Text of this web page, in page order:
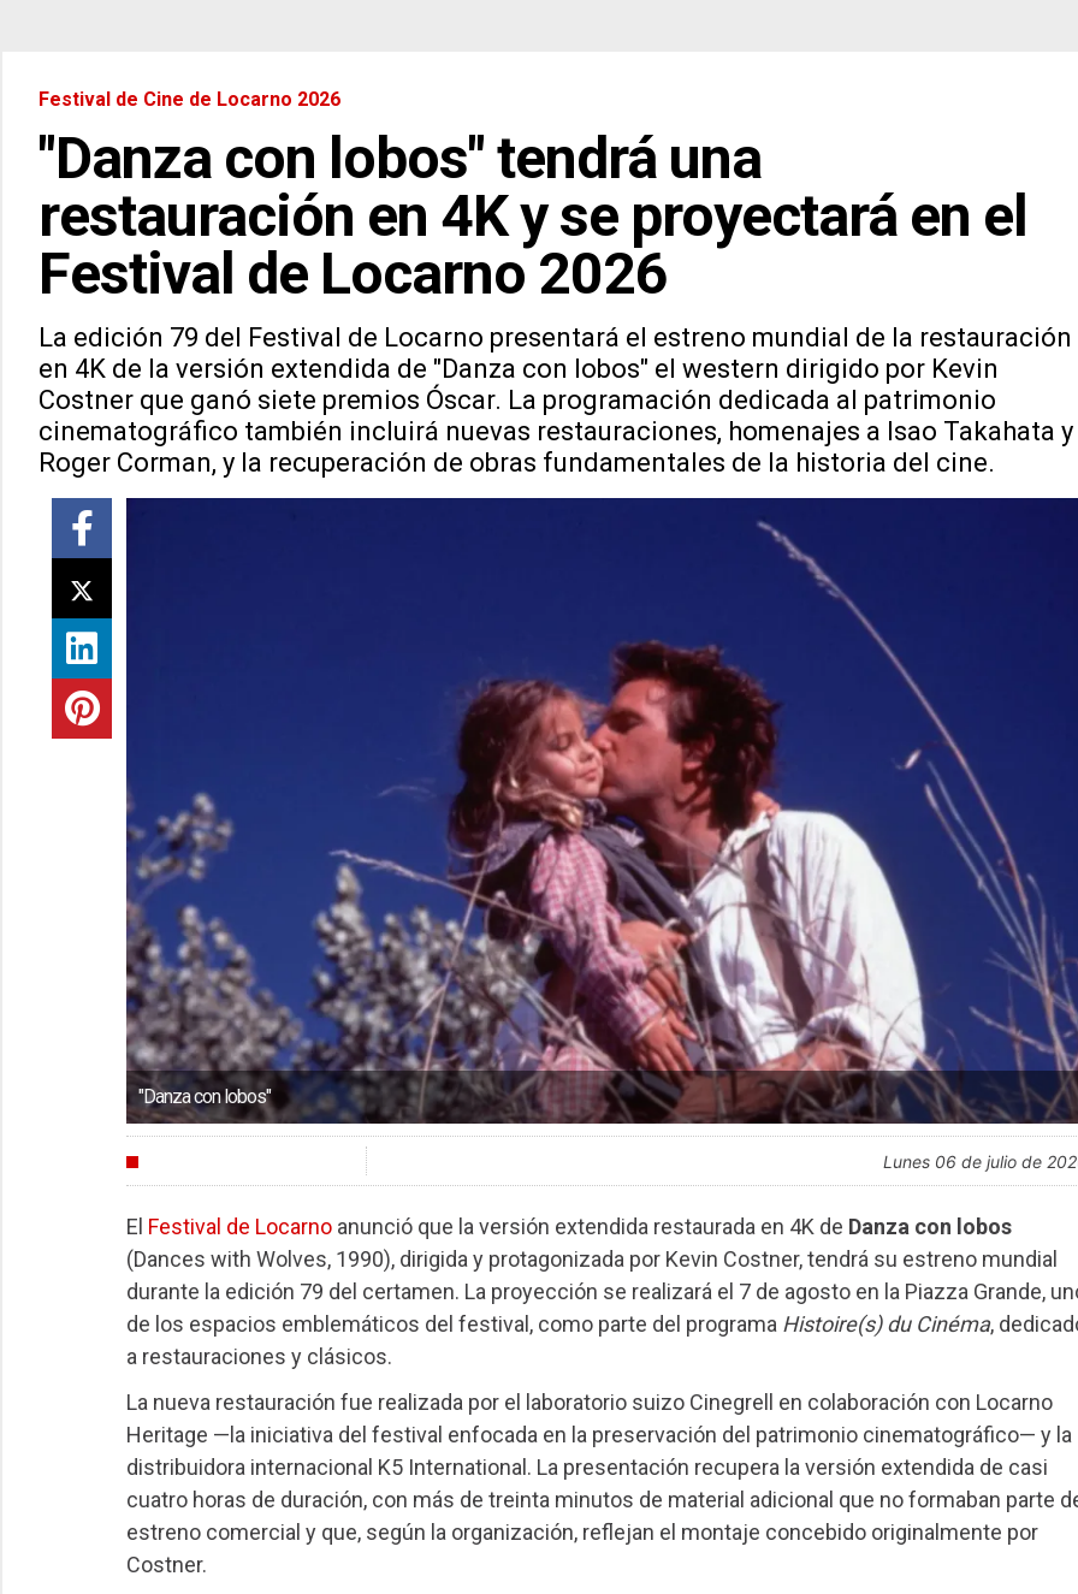
Festival de Cine de Locarno 2026
"Danza con lobos" tendrá una
restauración en 4K y se proyectará en el
Festival de Locarno 2026
La edición 79 del Festival de Locarno presentará el estreno mundial de la restauración
en 4K de la versión extendida de "Danza con lobos" el western dirigido por Kevin
Costner que ganó siete premios Óscar. La programación dedicada al patrimonio
cinematográfico también incluirá nuevas restauraciones, homenajes a Isao Takahata y
Roger Corman, y la recuperación de obras fundamentales de la historia del cine.
"Danza con lobos"
lunes 06 de julio de
El Festival de Locarnoanunció que la versión extendida restaurada en 4K de Danza con lobos
(Dances with Wolves, 1990), dirigida y protagonizada por Kevin Costner, tendrá su estreno mundial
durante la edición 79 del certamen. La proyección se realizará el 7 de agosto en la Piazza Grande,
de los espacios emblemáticos del festival, como parte del programa Histoire(s) du Cinéma,
a restauraciones y clásicos.
La nueva restauración fue realizada por el laboratorio suizo Cinegrell en colaboración con Locarno
Heritage —la iniciativa del festival enfocada en la preservación del patrimonio cinematográfico— y la
distribuidora internacional K5 International. La presentación recupera la versión extendida de casi
cuatro horas de duración, con más de treinta minutos de material adicional que no formaban parte
estreno comercial y que, según la organización, reflejan el montaje concebido originalmente por
Costner.